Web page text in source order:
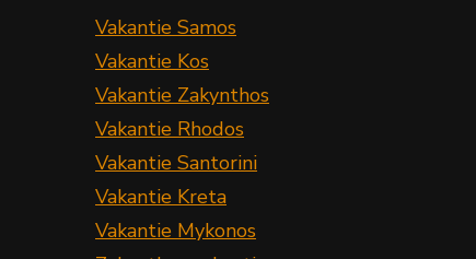
Vakantie Samos
Vakantie Kos
Vakantie Zakynthos
Vakantie Rhodos
Vakantie Santorini
Vakantie Kreta
Vakantie Mykonos